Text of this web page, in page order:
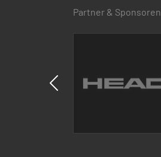
Partner & Sponsoren